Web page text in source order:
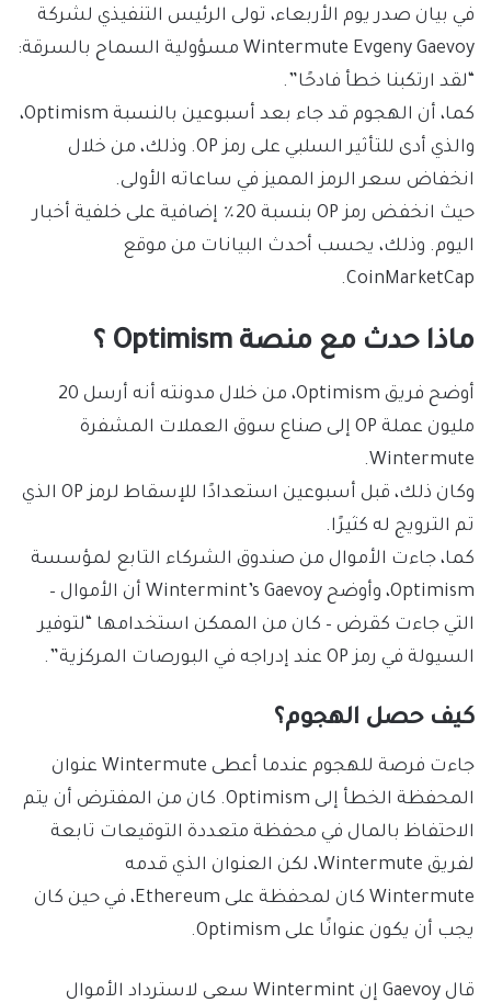
في بيان صدر يوم الأربعاء، تولى الرئيس التنفيذي لشركة
Wintermute Evgeny Gaevoy مسؤولية السماح بالسرقة:
“لقد ارتكبنا خطأ فادحًا”.
كما، أن الهجوم قد جاء بعد أسبوعين بالنسبة Optimism،
والذي أدى للتأثير السلبي على رمز OP. وذلك، من خلال
انخفاض سعر الرمز المميز في ساعاته الأولى.
حيث انخفض رمز OP بنسبة 20٪ إضافية على خلفية أخبار
اليوم. وذلك، يحسب أحدث البيانات من موقع
CoinMarketCap.
ماذا حدث مع منصة Optimism ؟
أوضح فريق Optimism، من خلال مدونته أنه أرسل 20
مليون عملة OP إلى صناع سوق العملات المشفرة
Wintermute.
‏وكان ذلك، قبل أسبوعين استعدادًا للإسقاط لرمز OP الذي
تم الترويج له كثيرًا.
كما، جاءت الأموال من صندوق الشركاء التابع لمؤسسة
Optimism، وأوضح Wintermint’s Gaevoy أن الأموال –
التي جاءت كقرض – كان من الممكن استخدامها “لتوفير
السيولة في رمز OP عند إدراجه في البورصات المركزية”.
كيف حصل الهجوم؟
جاءت فرصة للهجوم عندما أعطى Wintermute عنوان
المحفظة الخطأ إلى Optimism. كان من المفترض أن يتم
الاحتفاظ بالمال في محفظة متعددة التوقيعات تابعة
لفريق Wintermute، لكن العنوان الذي قدمه
Wintermute كان لمحفظة على Ethereum، في حين كان
يجب أن يكون عنوانًا على Optimism.
قال Gaevoy إن Wintermint سعى لاسترداد الأموال